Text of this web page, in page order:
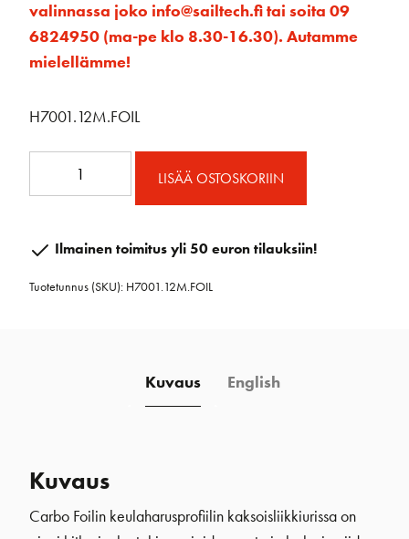
valinnassa joko info@sailtech.fi tai soita 09
6824950 (ma-pe klo 8.30-16.30). Autamme
mielellämme!
H7001.12M.FOIL
Foil
profiili.
LISÄÄ OSTOSKORIIN
Ilmainen toimitus yli 50 euron tilauksiin!
Tuotetunnus (SKU): H7001.12M.FOIL
Kuvaus English
Kuvaus
Carbo Foilin keulaharusprofiilin kaksoisliikkiurissa on